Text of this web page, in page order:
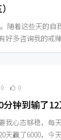
随着这些天的
好多咨询我的戒
0 0
钟到输了
我心态够稳，每
天赢了6000，今